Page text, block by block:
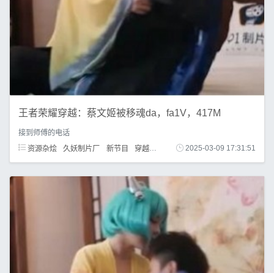
王者荣耀穿越：蔡文姬被移魂da，fa1V，417M
接到师傅的电话
资源杂烩
久妖制片厂 新节目 穿越 王者荣耀 主角
2025-03-09 17:31:51